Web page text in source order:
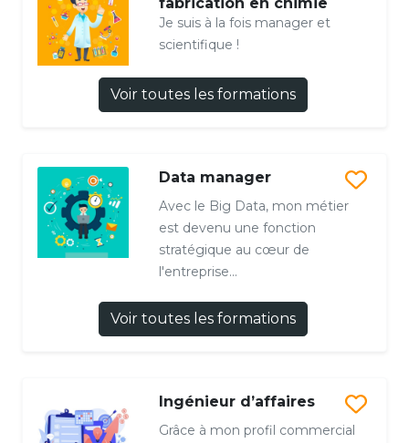
Je suis à la fois manager et
scientifique !
Voir toutes les formations
Data manager
Avec le Big Data, mon métier
est devenu une fonction
stratégique au cœur de
l'entreprise...
Voir toutes les formations
Ingénieur d’affaires
Grâce à mon profil commercial